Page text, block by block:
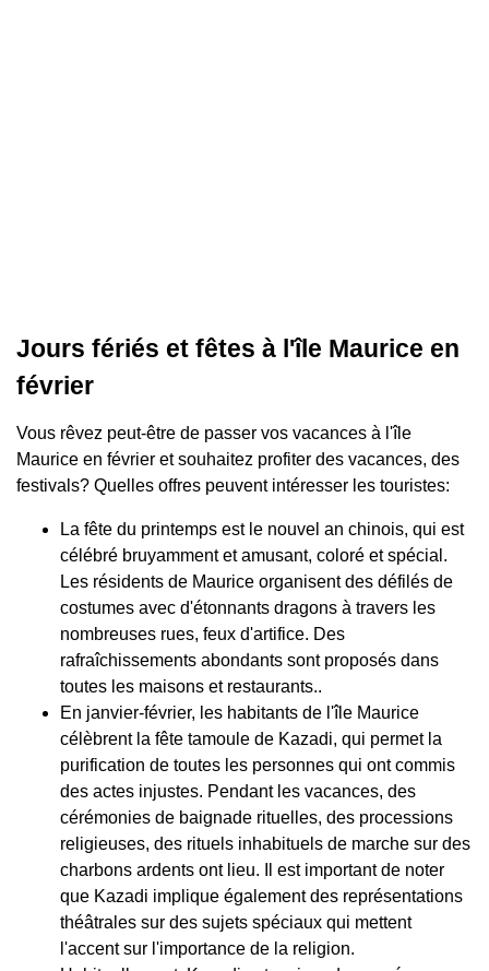
Jours fériés et fêtes à l'île Maurice en
février
Vous rêvez peut-être de passer vos vacances à l'île
Maurice en février et souhaitez profiter des vacances, des
festivals? Quelles offres peuvent intéresser les touristes:
La fête du printemps est le nouvel an chinois, qui est
célébré bruyamment et amusant, coloré et spécial.
Les résidents de Maurice organisent des défilés de
costumes avec d'étonnants dragons à travers les
nombreuses rues, feux d'artifice. Des
rafraîchissements abondants sont proposés dans
toutes les maisons et restaurants..
En janvier-février, les habitants de l'île Maurice
célèbrent la fête tamoule de Kazadi, qui permet la
purification de toutes les personnes qui ont commis
des actes injustes. Pendant les vacances, des
cérémonies de baignade rituelles, des processions
religieuses, des rituels inhabituels de marche sur des
charbons ardents ont lieu. Il est important de noter
que Kazadi implique également des représentations
théâtrales sur des sujets spéciaux qui mettent
l'accent sur l'importance de la religion.